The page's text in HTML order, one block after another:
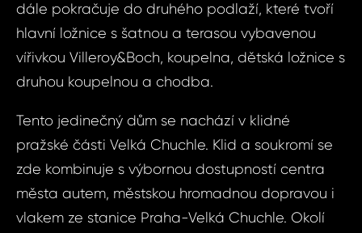
dále pokračuje do druhého podlaží, které tvoří
hlavní ložnice s šatnou a terasou vybavenou
vířivkou Villeroy&Boch, koupelna, dětská ložnice s
druhou koupelnou a chodba.
Tento jedinečný dům se nachází v klidné
pražské části Velká Chuchle. Klid a soukromí se
zde kombinuje s výbornou dostupností centra
města autem, městskou hromadnou dopravou i
vlakem ze stanice Praha-Velká Chuchle. Okolí
ID653 - Dům
Velká Chuchle,